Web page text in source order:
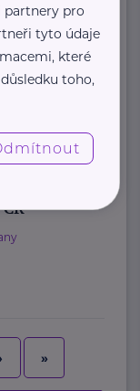
»
partnery pro
tyto údaje
které
toho,